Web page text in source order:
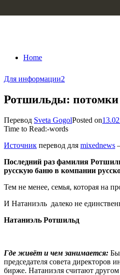
Home
Для информации2
Ротшильды: потомки
Перевод Sveta GogolPosted on
Time to Read:-words
Источник перевод для mixednews
Последний раз фамилия
русскую баню в компании
Тем не менее, семья, которая на
И Натаниэль далеко не
Натаниэль Ротшильд
Где живёт и чем занимается:
председателя совета
бирже. Натаниэля считают